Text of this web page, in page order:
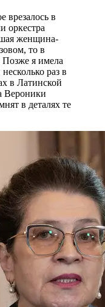
врезалось в
оркестра
женщина-
то в
Позже я имела
раз в
в Латинской
Вероники
в деталях те